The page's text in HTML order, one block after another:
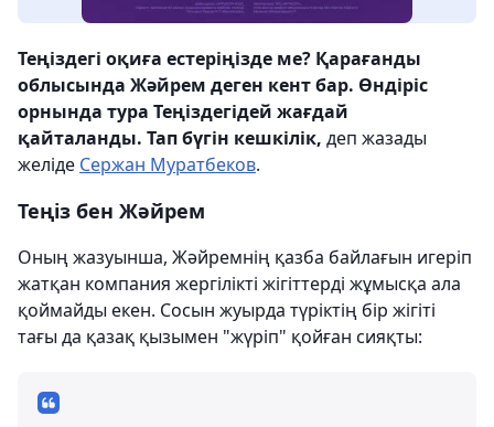
Теңіздегі оқиға естеріңізде ме? Қарағанды
облысында Жәйрем деген кент бар. Өндіріс
орнында тура Теңіздегідей жағдай
қайталанды. Тап бүгін кешкілік, деп жазады
желіде Сержан Муратбеков.
Теңіз бен Жәйрем
Оның жазуынша, Жәйремнің қазба байлағын игеріп
жатқан компания жергілікті жігіттерді жұмысқа ала
қоймайды екен. Сосын жуырда түріктің бір жігіті
тағы да қазақ қызымен "жүріп" қойған сияқты: